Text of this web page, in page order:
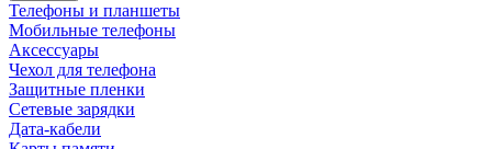
Телефоны и планшеты
Мобильные телефоны
Аксессуары
Чехол для телефона
Защитные пленки
Сетевые зарядки
Дата-кабели